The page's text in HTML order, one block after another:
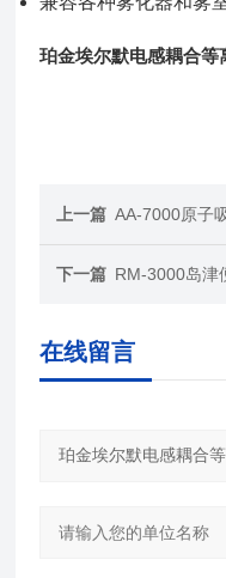
珀金埃尔默电感耦合等
上一篇 AA-7000原子
下一篇 RM-3000岛津
在线留言